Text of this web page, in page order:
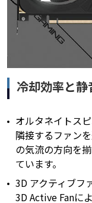
冷却効率と
オルタネイトス
隣接するファン
の気流の方向を
ています。
3D アクティブフ
3D Active Fanに